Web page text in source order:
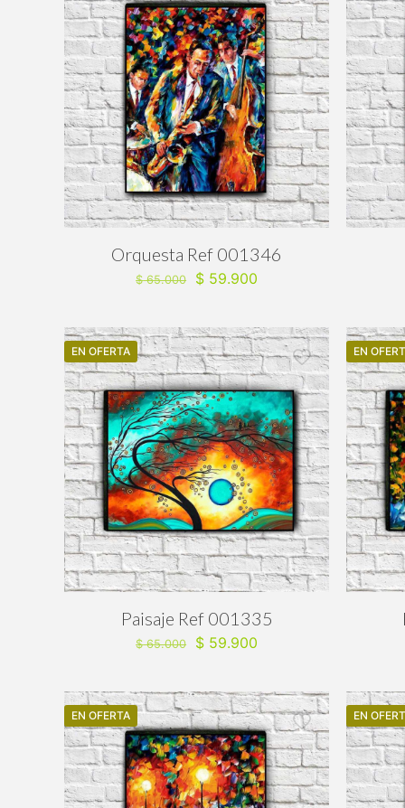
Orquesta Ref 001346
$65.000
El
era:
$ 65.000.
$ 59.900
es:
$ 59.900.
EN OFERTA
Paisaje Ref 001335
$65.000
El
era:
$ 65.000.
$ 59.900
es:
$ 59.900.
EN
EN OFERTA EN